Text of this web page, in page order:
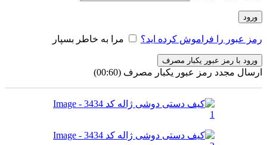
ورود
رمز عبور را فراموش کرده اید؟ مرا به خاطر بسپار
ورود با رمز عبور یکبار مصرف
ارسال مجدد رمز عبور یکبار مصرف (00:
60
)